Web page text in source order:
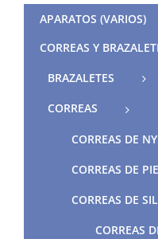
APARATOS (VARIOS)
CORREAS Y
BRAZALETES
CORREAS
CORREAS DE
CORREAS DE
CORREAS DE
CORREAS